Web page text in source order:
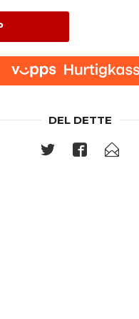
DEL DETTE